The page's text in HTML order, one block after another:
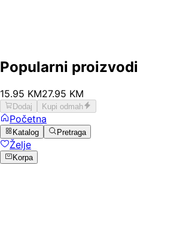
Popularni proizvodi
15.95 KM27.95 KM
Dodaj Kupi odmah
Početna
Katalog Pretraga
Želje
Korpa